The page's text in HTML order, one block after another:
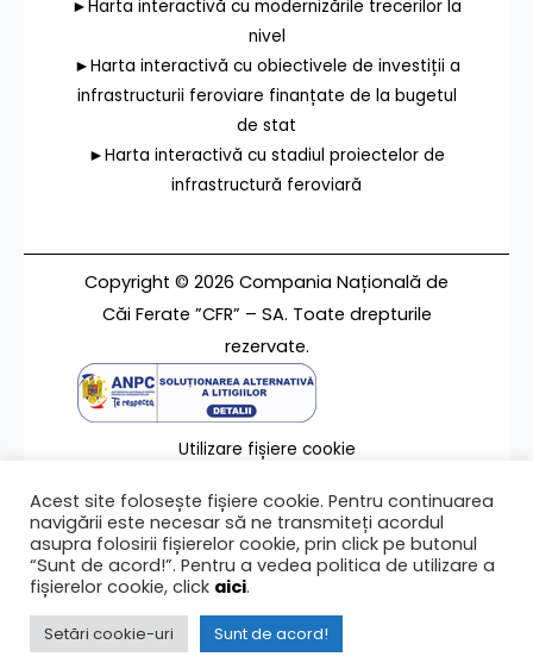
►Harta interactivă cu modernizările trecerilor la
nivel
►Harta interactivă cu obiectivele de investiții a
infrastructurii feroviare finanțate de la bugetul
de stat
►Harta interactivă cu stadiul proiectelor de
infrastructură feroviară
Copyright © 2026 Compania Națională de
Căi Ferate ”CFR” – SA. Toate drepturile
rezervate.
Utilizare fișiere cookie
Contact
Ultima modificare a paginii 20/05/2026
Acest site folosește fișiere cookie. Pentru continuarea
navigării este necesar să ne transmiteți acordul
asupra folosirii fișierelor cookie, prin click pe butonul
“Sunt de acord!”. Pentru a vedea politica de utilizare a
fișierelor cookie, click aici.
Setări cookie-uri Sunt de acord!